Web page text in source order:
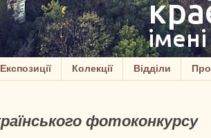
Експозиції Колекції Відділи
фотоконкурсу